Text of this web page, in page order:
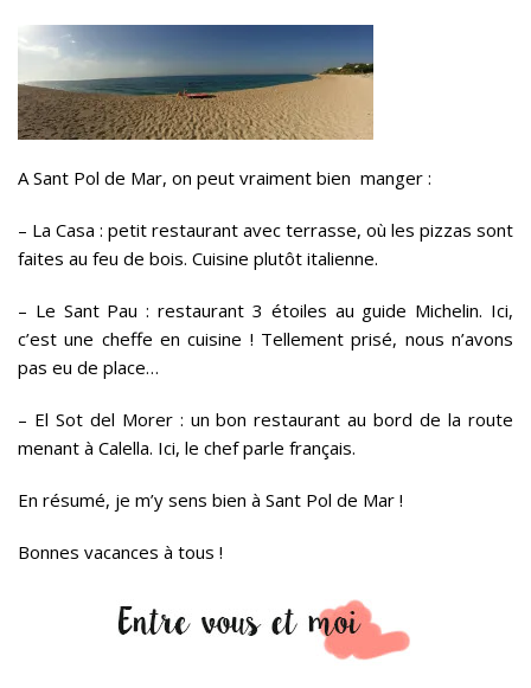
A Sant Pol de Mar, on peut vraiment bien manger :
– La Casa : petit restaurant avec terrasse, où les pizzas sont
faites au feu de bois. Cuisine plutôt italienne.
– Le Sant Pau : restaurant 3 étoiles au guide Michelin. Ici,
c’est une cheffe en cuisine ! Tellement prisé, nous n’avons
pas eu de place…
– El Sot del Morer : un bon restaurant au bord de la route
menant à Calella. Ici, le chef parle français.
En résumé, je m’y sens bien à Sant Pol de Mar !
Bonnes vacances à tous !